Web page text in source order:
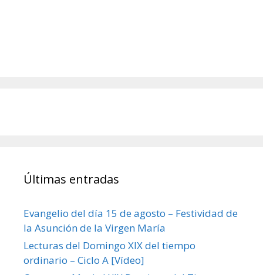
Últimas entradas
Evangelio del día 15 de agosto – Festividad de
la Asunción de la Virgen María
Lecturas del Domingo XIX del tiempo
ordinario – Ciclo A [Vídeo]